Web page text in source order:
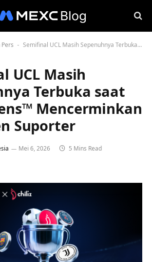
- Semifinal UCL Masih Sepenuhnya Terbuka saat Fan Tokens™ Mencerminkan Sentimen Suporter
UCL Masih
Terbuka saat
Mencerminkan
Suporter
Mei 6, 2026 5 Mins Read